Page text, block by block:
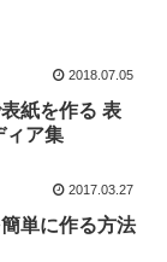
2018.07.05
紙を作る 表
ィア集
2017.03.27
単に作る方法